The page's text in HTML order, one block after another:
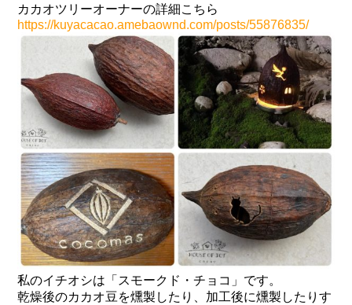
カカオツリーオーナーの詳細こちら
https://kuyacacao.amebaownd.com/posts/55876835/
私のイチオシは「スモークド・チョコ」です。
乾燥後のカカオ豆を燻製したり、加工後に燻製したりす